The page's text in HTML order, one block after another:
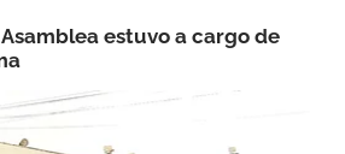
estuvo a cargo de